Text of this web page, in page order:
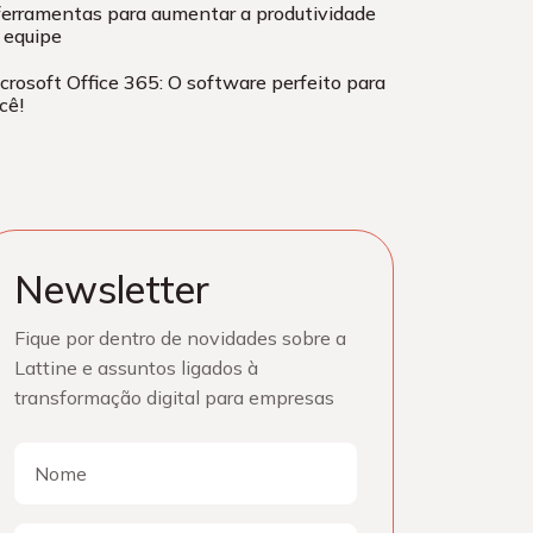
para aumentar a produtividade
Office 365: O software perfeito para
Newsletter
Fique por dentro de novidades sobre a
Lattine e assuntos ligados à
transformação digital para empresas